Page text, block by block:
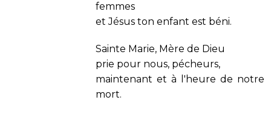
femmes
et Jésus ton enfant est béni.
Sainte Marie, Mère de Dieu
prie pour nous, pécheurs,
maintenant et à l'heure de notre
mort.